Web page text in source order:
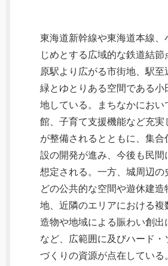
東海道新幹線や東海道本線、
じめとする広域的な鉄道結節
原駅より広がる市街地、駅至
緑とゆとりある空間である小
地している。まちなかにおい
館、子育て支援機能など充実
が整備されるとともに、集合
設の開発が進み、今後も民間
想定される。一方、城周辺の
どの公共的な空間や遊休建造
地、近隣のエリアにおける複
造物や地域による賑わい創出
など、広範囲に及びハード・
づくりの資源が点在している